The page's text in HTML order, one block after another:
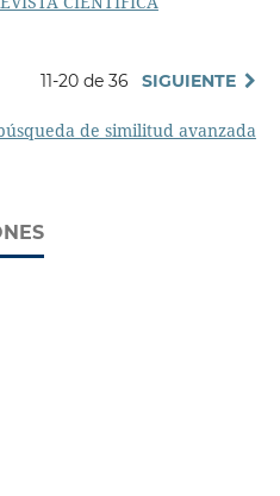
11-20 de 36 SIGUIENTE
de similitud avanzada